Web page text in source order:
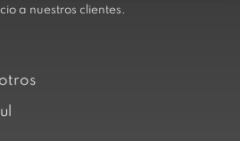
a nuestros clientes.